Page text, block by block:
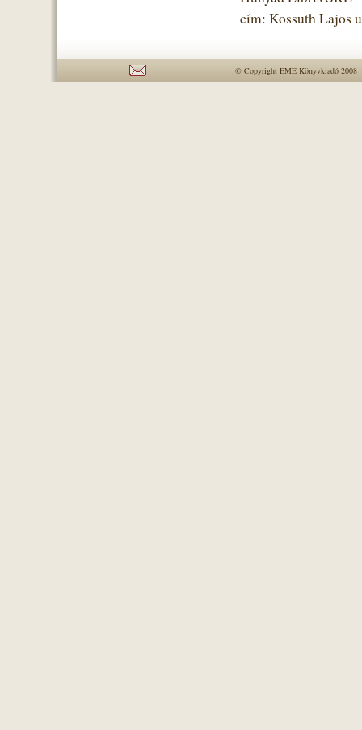
cím: Kossuth Lajos
© Copyright EME Könyvkiadó 2008